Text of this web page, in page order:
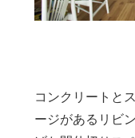
コンクリートと
ージがあるリビ